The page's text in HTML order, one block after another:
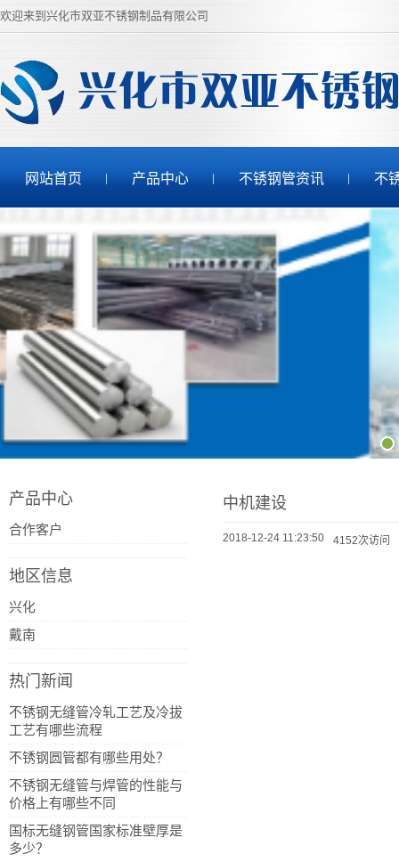
欢迎来到兴化市双亚不锈钢制品有限公司
网站首页 产品中心 不锈钢管资讯 不
产品中心
合作客户
地区信息
兴化
戴南
热门新闻
不锈钢无缝管冷轧工艺及冷拔
工艺有哪些流程
不锈钢圆管都有哪些用处？
不锈钢无缝管与焊管的性能与
价格上有哪些不同
国标无缝钢管国家标准壁厚是
多少？
中机建设
2018-12-24 11:23:50 4152次访问